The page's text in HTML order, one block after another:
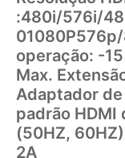
:480i/576i/
operação: -
Max.
Adaptador
padrão HDMI
(50HZ,
2A